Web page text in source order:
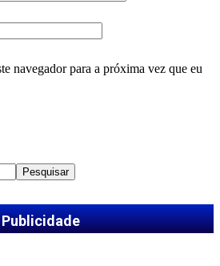
navegador para a próxima vez que eu
Pesquisar
Publicidade